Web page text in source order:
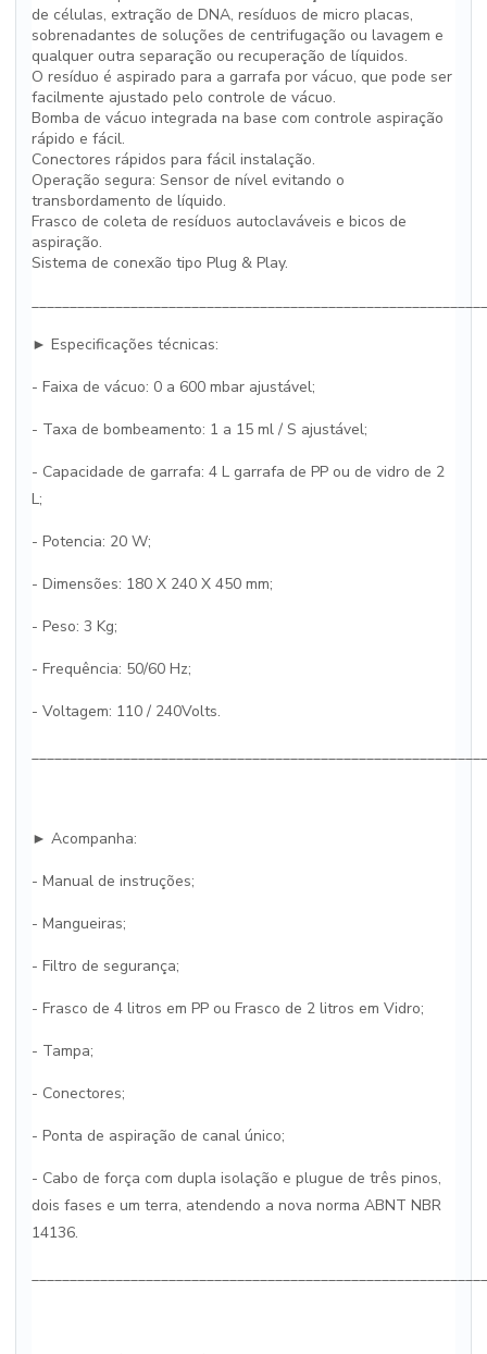
de células, extração de DNA, resíduos de micro placas,
sobrenadantes de soluções de centrifugação ou lavagem e
qualquer outra separação ou recuperação de líquidos.
O resíduo é aspirado para a garrafa por vácuo, que pode ser
facilmente ajustado pelo controle de vácuo.
Bomba de vácuo integrada na base com controle aspiração
rápido e fácil.
Conectores rápidos para fácil instalação.
Operação segura: Sensor de nível evitando o
transbordamento de líquido.
Frasco de coleta de resíduos autoclaváveis e bicos de
aspiração.
Sistema de conexão tipo Plug & Play.
► Especificações técnicas:
- Faixa de vácuo: 0 a 600 mbar ajustável;
- Taxa de bombeamento: 1 a 15 ml / S ajustável;
- Capacidade de garrafa: 4 L garrafa de PP ou de vidro de 2
L;
- Potencia: 20 W;
- Dimensões: 180 X 240 X 450 mm;
- Peso: 3 Kg;
- Frequência: 50/60 Hz;
- Voltagem: 110 / 240Volts.
► Acompanha:
- Manual de instruções;
- Mangueiras;
- Filtro de segurança;
- Frasco de 4 litros em PP ou Frasco de 2 litros em Vidro;
- Tampa;
- Conectores;
- Ponta de aspiração de canal único;
- Cabo de força com dupla isolação e plugue de três pinos,
dois fases e um terra, atendendo a nova norma ABNT NBR
14136.